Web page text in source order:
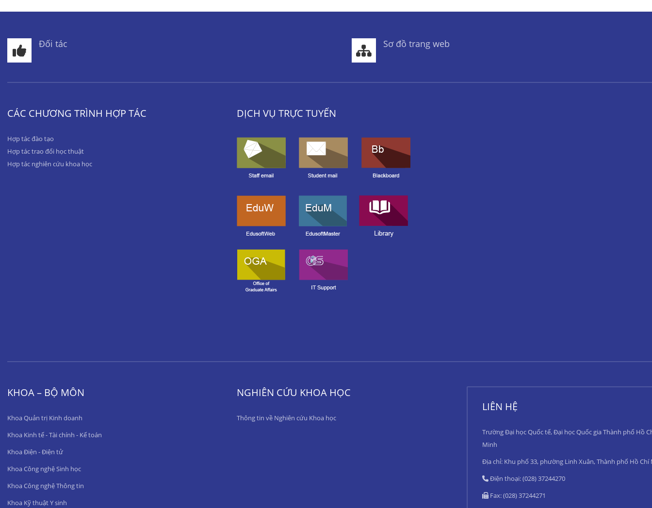
Đối tác Sơ đồ trang web
CÁC CHƯƠNG TRÌNH HỢP TÁC
Hợp tác đào tạo
Hợp tác trao đổi học thuật
Hợp tác nghiên cứu khoa học
DỊCH VỤ TRỰC TUYẾN
KHOA – BỘ MÔN
Khoa Quản trị Kinh doanh
Khoa Kinh tế - Tài chính - Kế toán
Khoa Điện - Điện tử
Khoa Công nghệ Sinh học
Khoa Công nghệ Thông tin
Khoa Kỹ thuật Y sinh
NGHIÊN CỨU KHOA HỌC
Thông tin về Nghiên cứu Khoa học
LIÊN HỆ
Trường Đại học Quốc tế, Đại học Quốc gia Thành phố Hồ
Minh
Địa chỉ: Khu phố 33, phường Linh Xuân, Thành phố Hồ Chí
Điện thoại: (028) 37244270
Fax: (028) 37244271